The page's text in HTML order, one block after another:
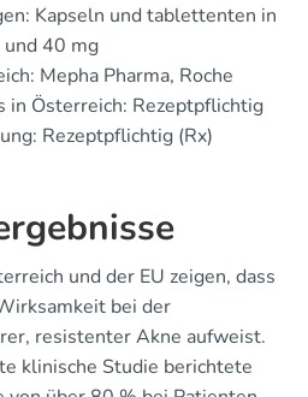
Kapseln und tablettenten in
40 mg
Mepha Pharma, Roche
in Österreich: Rezeptpflichtig
Rezeptpflichtig (Rx)
und der EU zeigen, dass
bei der
resistenter Akne aufweist.
klinische Studie berichtete